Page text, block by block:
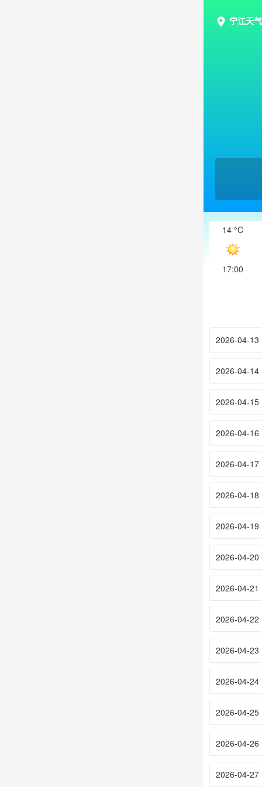
宁江天
14 °C
17:00
2026-04-13
2026-04-14
2026-04-15
2026-04-16
2026-04-17
2026-04-18
2026-04-19
2026-04-20
2026-04-21
2026-04-22
2026-04-23
2026-04-24
2026-04-25
2026-04-26
2026-04-27